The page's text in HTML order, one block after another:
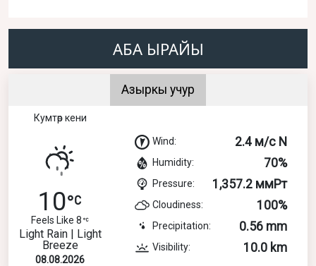
АБА ЫРАЙЫ
Азыркы учур
Кумтөр кени
10
Feels Like 8
Light Rain | Light
Breeze
08.08.2026
Wind: 2.4 м/с N
Humidity: 70%
Pressure: 1,357.2 ммРт
Cloudiness: 100%
Precipitation: 0.56 mm
Visibility: 10.0 km